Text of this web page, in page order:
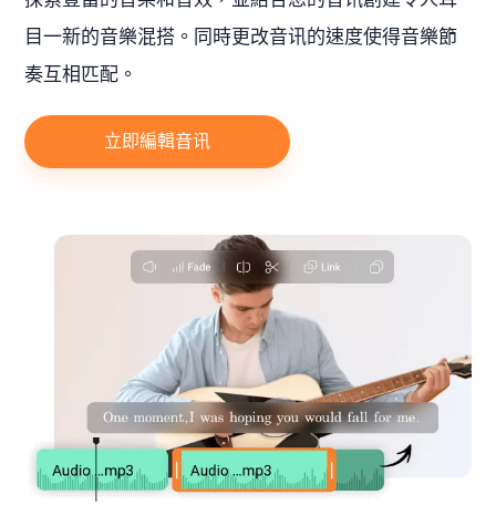
目一新的音樂混搭。同時更改音讯的速度使得音樂節
奏互相匹配。
立即編輯音讯